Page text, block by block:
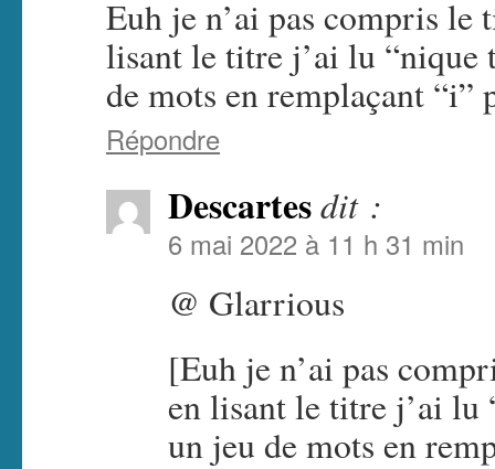
Euh je n’ai pas compris
lisant le titre j’ai lu “nique
de mots en remplaçant “i”
Répondre
Descartesdit :
6 mai 2022 à 11 h 31 min
@ Glarrious
[Euh je n’ai pas
en lisant le titre j’ai lu
un jeu de mots en